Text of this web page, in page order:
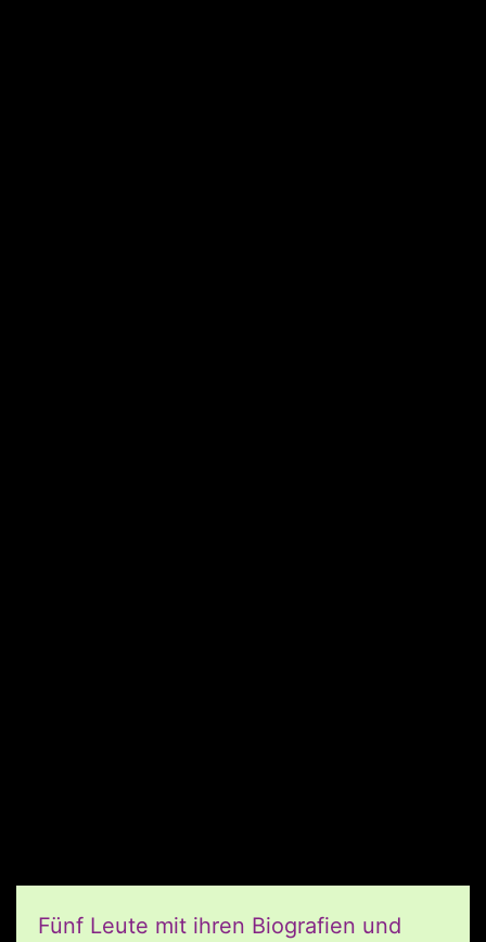
Fünf Leute mit ihren Biografien und